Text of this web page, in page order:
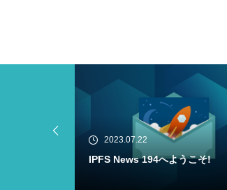
2023.07.20
IPFS News 193へようこそ!